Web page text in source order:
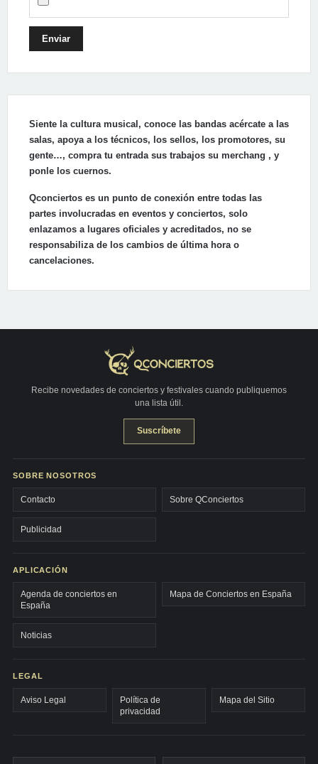
Enviar
Siente la cultura musical, conoce las bandas acércate a las
salas, apoya a los técnicos, los sellos, los promotores, su
gente…, compra tu entrada sus trabajos su merchang , y
ponle los cuernos.
Qconciertos es un punto de conexión entre todas las
partes involucradas en eventos y conciertos, solo
enlazamos a lugares oficiales y acreditados, no se
responsabiliza de los cambios de última hora o
cancelaciones.
Recibe novedades de conciertos y festivales cuando publiquemos
una lista útil.
Suscríbete
SOBRE NOSOTROS
Contacto Sobre QConciertos
Publicidad
APLICACIÓN
Agenda de conciertos en
España
Mapa de Conciertos en España
Noticias
LEGAL
Aviso Legal
Política de
privacidad
Mapa del Sitio